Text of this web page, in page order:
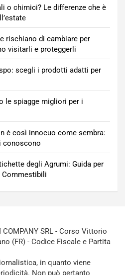
o chimici? Le differenze che è
rischiano di cambiare per
visitarli e proteggerli
scegli i prodotti adatti per
le spiagge migliori per i
è così innocuo come sembra:
conoscono
degli Agrumi: Guida per
Commestibili
SRL - Corso Vittorio
(FR) - Codice Fiscale e Partita
in quanto viene
Non può pertanto